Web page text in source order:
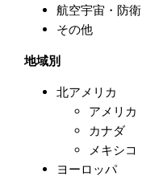
航空宇宙・防衛
その他
地域別
北アメリカ
アメリカ
カナダ
メキシコ
ヨーロッパ